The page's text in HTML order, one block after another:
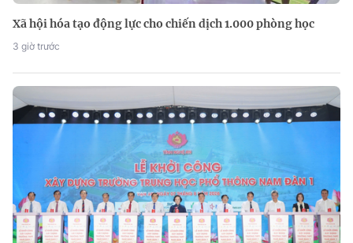
Xã hội hóa tạo động lực cho chiến dịch 1.000 phòng học
3 giờ trước